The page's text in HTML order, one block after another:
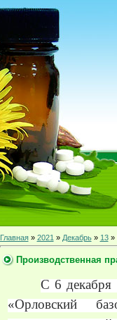
Главная» 2021 » Декабрь » 13»
Производственная
С 6
«Орловский